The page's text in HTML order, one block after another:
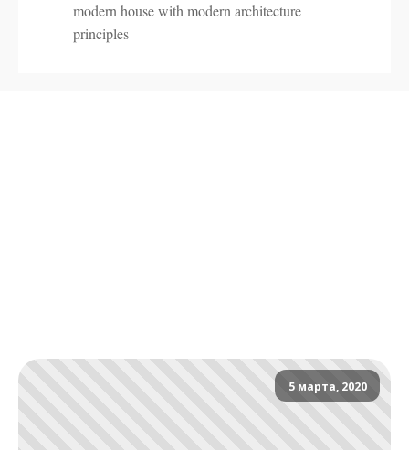
modern house with modern architecture
principles
5 марта, 2020